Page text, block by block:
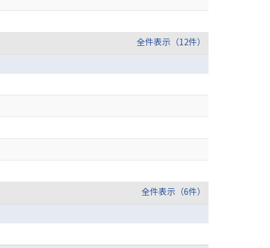
全件表示（12件）
全件表示（6件）